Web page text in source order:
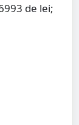
de lei;